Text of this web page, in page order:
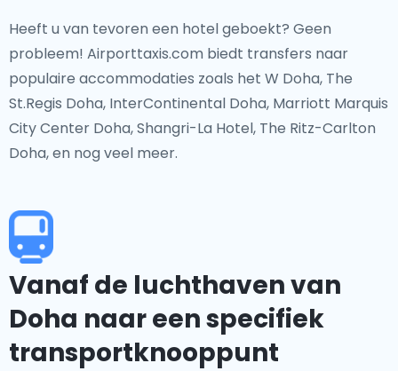
Heeft u van tevoren een hotel geboekt? Geen
probleem! Airporttaxis.com biedt transfers naar
populaire accommodaties zoals het W Doha, The
St.Regis Doha, InterContinental Doha, Marriott Marquis
City Center Doha, Shangri-La Hotel, The Ritz-Carlton
Doha, en nog veel meer.
Vanaf de luchthaven van
Doha naar een specifiek
transportknooppunt